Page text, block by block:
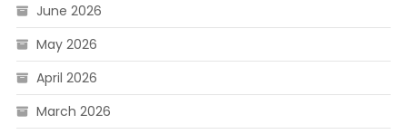
June 2026
May 2026
April 2026
March 2026